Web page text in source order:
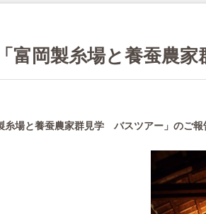
富岡製糸場と養蚕農
糸場と養蚕農家群見学 バスツアー」のご報